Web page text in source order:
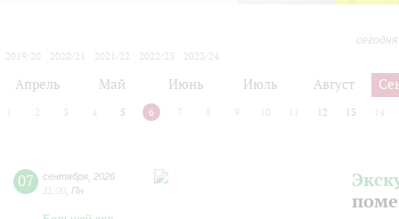
2019/20
2020/21 2021/22 2022/23
2023/24
Апрель Май Июнь Июль Август
2 3 4 5 6 7 8 9 10 12 13 14
07 сентября 2026
11:00 Пн